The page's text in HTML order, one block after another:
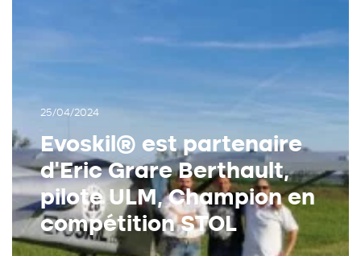
25/04/2024
Evoskil® est partenaire
d’Eric Grare Berthault,
pilote ULM, Champion en
compétition STOL